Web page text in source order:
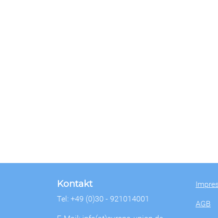
Kontakt
Tel: +49 (0)30 - 921014001
AGB